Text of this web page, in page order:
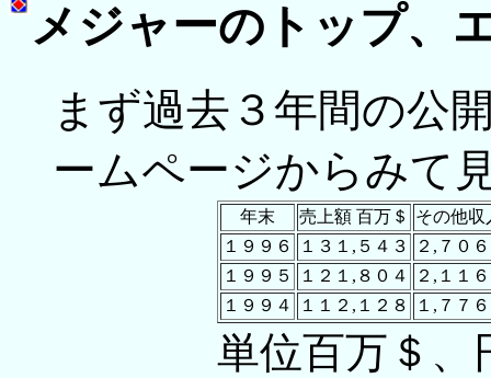
メジャーのトップ、
まず過去３年間の公
ームページからみて
年末 売上額 百万＄
その他収
１９９６
１３１,５４３
２,７０６
１９９５
１２１,８０４
２,１１６
１９９４
１１２,１２８ １,７７６
単位百万＄、